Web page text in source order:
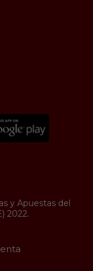
y Apuestas del
2022.